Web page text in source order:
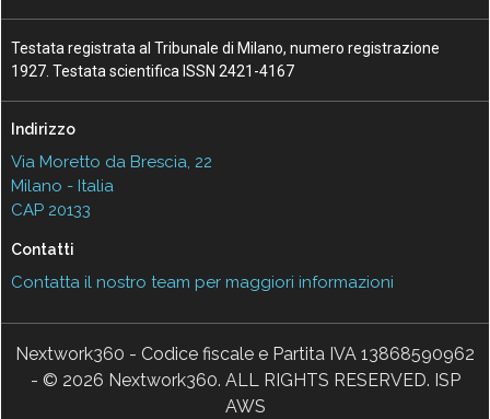
Testata registrata al Tribunale di Milano, numero registrazione
1927. Testata scientifica ISSN 2421-4167
Indirizzo
Via Moretto da Brescia, 22
Milano - Italia
CAP 20133
Contatti
Contatta il nostro team per maggiori informazioni
Nextwork360 - Codice fiscale e Partita IVA 13868590962
- © 2026 Nextwork360. ALL RIGHTS RESERVED. ISP
AWS